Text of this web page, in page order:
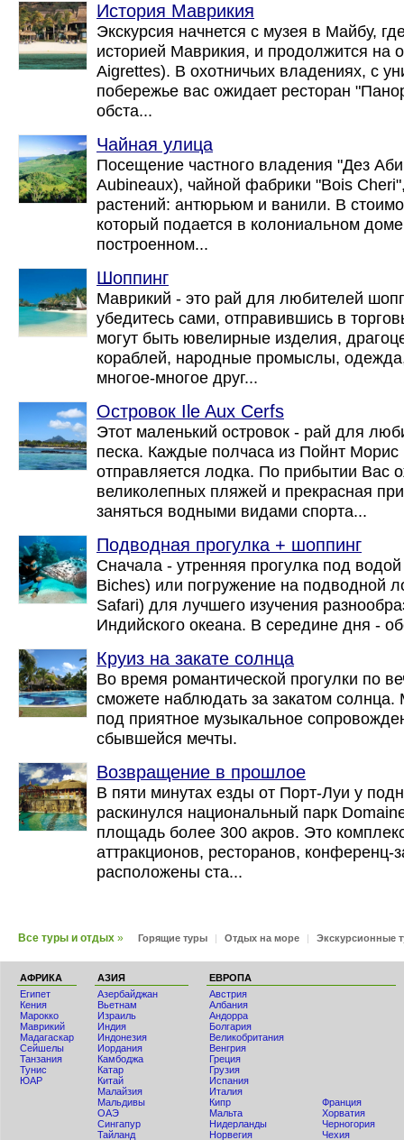
История Маврикия
Экскурсия начнется с музея в Майбу,
историей Маврикия, и продолжится на
Aigrettes). В охотничьих владениях, с
побережье вас ожидает ресторан
обста...
Чайная улица
Посещение частного владения "Дез
Aubineaux), чайной фабрики "Bois
растений: антюрьюм и ванили. В
который подается в колониальном
построенном...
Шоппинг
Маврикий - это рай для любителей
убедитесь сами, отправившись в
могут быть ювелирные изделия,
кораблей, народные промыслы,
многое-многое друг...
Островок Ile Aux Cerfs
Этот маленький островок - рай для
песка. Каждые полчаса из Пойнт Морис
отправляется лодка. По прибытии Вас
великолепных пляжей и прекрасная
заняться водными видами спорта...
Подводная прогулка + шоппинг
Сначала - утренняя прогулка под
Biches) или погружение на подводной
Safari) для лучшего изучения
Индийского океана. В середине дня -
Круиз на закате солнца
Во время романтической прогулки по
сможете наблюдать за закатом солнца.
под приятное музыкальное
сбывшейся мечты.
Возвращение в прошлое
В пяти минутах езды от Порт-Луи у
раскинулся национальный парк
площадь более 300 акров. Это
аттракционов, ресторанов, конференц-
расположены ста...
Все туры и отдых » Горящие туры | Отдых на море | Экскурсионные
АФРИКА
Египет
Кения
Мaрокко
Маврикий
Мадагаскар
Сейшелы
Танзания
Тунис
ЮАР
АЗИЯ
Азербайджан
Вьетнам
Израиль
Индия
Индонезия
Иордания
Камбоджа
Катар
Китай
Малайзия
Мальдивы
ОАЭ
Сингапур
Тайланд
ЕВРОПА
Австрия
Албания
Андорра
Болгария
Великобритания
Венгрия
Греция
Грузия
Испания
Италия
Кипр
Мальта
Нидерланды
Норвегия
Франция
Хорватия
Черногория
Чехия